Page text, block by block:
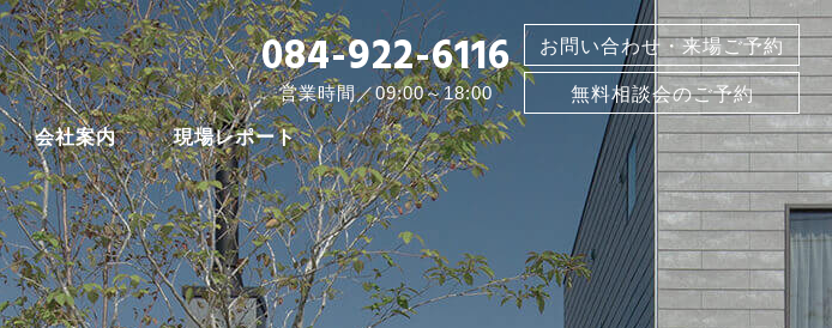
会社案内 現場レポート
084-922-6116
営業時間／09:00～18:00
お問い合わせ・来場ご予約
無料相談会のご予約